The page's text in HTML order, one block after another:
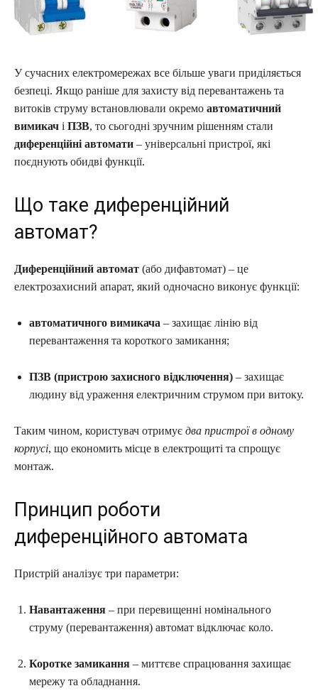
У сучасних електромережах все більше уваги приділяється
безпеці. Якщо раніше для захисту від перевантажень та
витоків струму встановлювали окремо автоматичний
вимикач і ПЗВ, то сьогодні зручним рішенням стали
диференційні автомати – універсальні пристрої, які
поєднують обидві функції.
Що таке диференційний
автомат?
Диференційний автомат (або дифавтомат) – це
електрозахисний апарат, який одночасно виконує функції:
автоматичного вимикача – захищає лінію від
перевантаження та короткого замикання;
ПЗВ (пристрою захисного відключення) – захищає
людину від ураження електричним струмом при витоку.
Таким чином, користувач отримує два пристрої в одному
корпусі, що економить місце в електрощиті та спрощує
монтаж.
Принцип роботи
диференційного автомата
Пристрій аналізує три параметри:
Навантаження – при перевищенні номінального
струму (перевантаження) автомат відключає коло.
Коротке замикання – миттєве спрацювання захищає
мережу та обладнання.